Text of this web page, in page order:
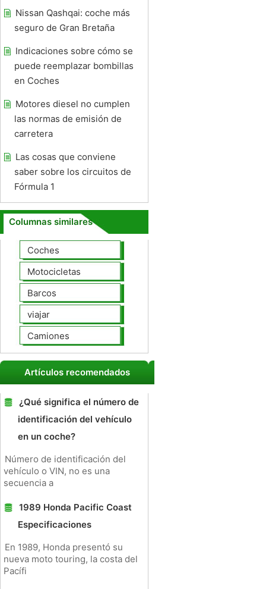
Nissan Qashqai: coche más
seguro de Gran Bretaña
Indicaciones sobre cómo se
puede reemplazar bombillas
en Coches
Motores diesel no cumplen
las normas de emisión de
carretera
Las cosas que conviene
saber sobre los circuitos de
Fórmula 1
Columnas similares
Coches
Motocicletas
Barcos
viajar
Camiones
Artículos recomendados
¿Qué significa el número de
identificación del vehículo
en un coche?
Número de identificación del
vehículo o VIN, no es una
secuencia a
1989 Honda Pacific Coast
Especificaciones
En 1989, Honda presentó su
nueva moto touring, la costa del
Pacífi